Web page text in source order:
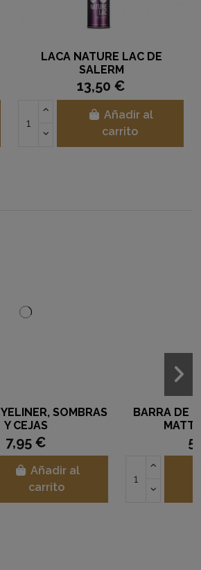
LACA NATURE LAC DE
SALERM
13,50 €
Añadir al
carrito
MÁSCARA DE PESTAÑAS
VOLUMAZING MS REVLON
Añadir al
carrito